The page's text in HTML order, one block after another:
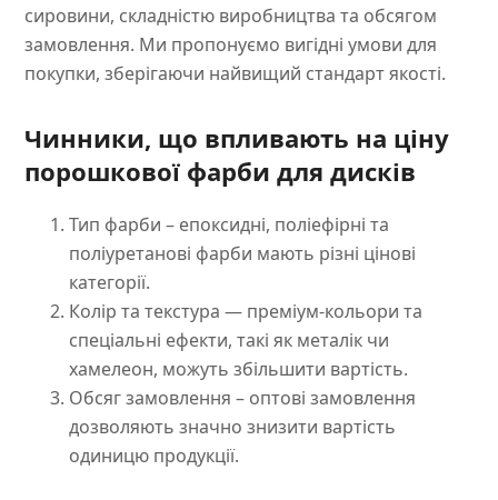
сировини, складністю виробництва та обсягом
замовлення. Ми пропонуємо вигідні умови для
покупки, зберігаючи найвищий стандарт якості.
Чинники, що впливають на ціну
порошкової фарби для дисків
Тип фарби – епоксидні, поліефірні та
поліуретанові фарби мають різні цінові
категорії.
Колір та текстура — преміум-кольори та
спеціальні ефекти, такі як металік чи
хамелеон, можуть збільшити вартість.
Обсяг замовлення – оптові замовлення
дозволяють значно знизити вартість
одиницю продукції.